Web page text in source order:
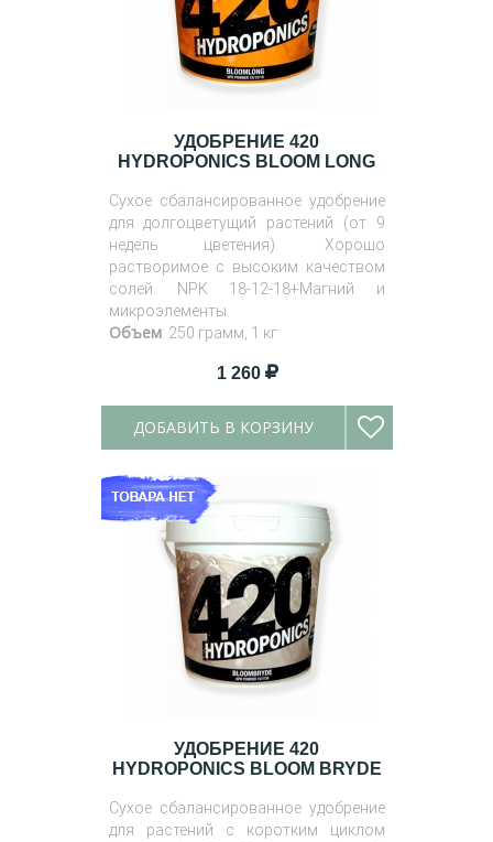
УДОБРЕНИЕ 420
HYDROPONICS BLOOM LONG
Сухое сбалансированное удобрение
для долгоцветущий растений (от 9
недель цветения). Хорошо
растворимое с высоким качеством
солей. NPK 18-12-18+Магний и
микроэлементы.
Объем: 250 грамм, 1 кг
1 260
ДОБАВИТЬ В КОРЗИНУ
УДОБРЕНИЕ 420
HYDROPONICS BLOOM BRYDE
Сухое сбалансированное удобрение
для растений с коротким циклом